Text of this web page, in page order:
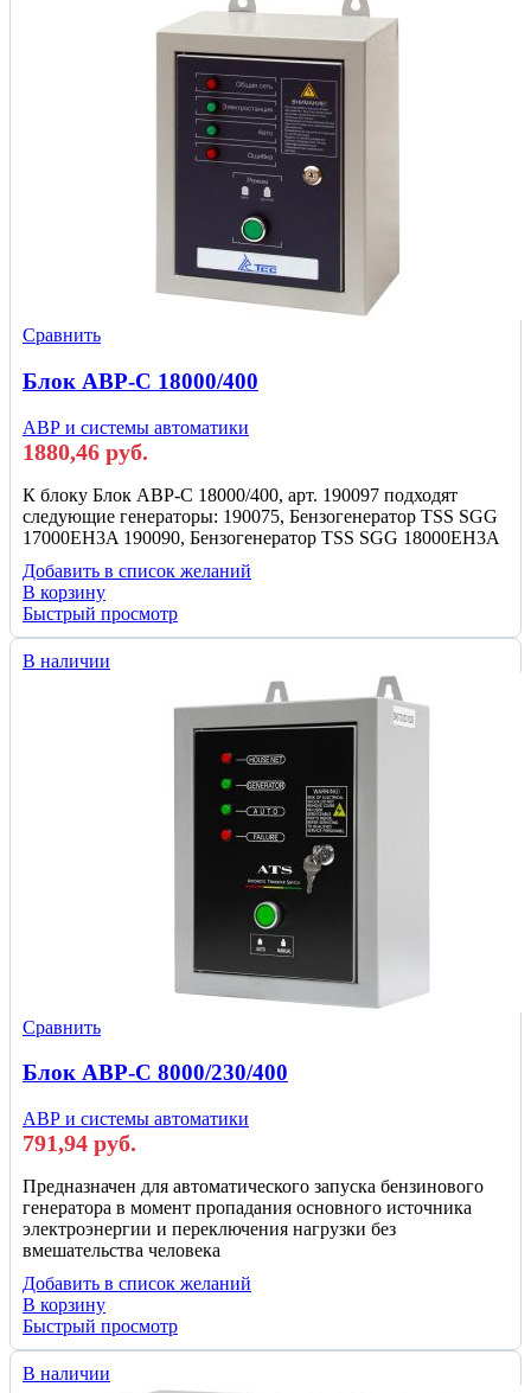
Сравнить
Блок АВР-С 18000/400
АВР и системы автоматики
1880,46 руб.
К блоку Блок АВР-С 18000/400, арт. 190097 подходят
следующие генераторы: 190075, Бензогенератор TSS SGG
17000EH3A 190090, Бензогенератор TSS SGG 18000EH3A
Добавить в список желаний
В корзину
Быстрый просмотр
В наличии
Сравнить
Блок АВР-С 8000/230/400
АВР и системы автоматики
791,94 руб.
Предназначен для автоматического запуска бензинового
генератора в момент пропадания основного источника
электроэнергии и переключения нагрузки без
вмешательства человека
Добавить в список желаний
В корзину
Быстрый просмотр
В наличии